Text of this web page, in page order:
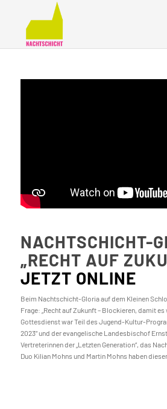
NACHTSCHICHT-
„RECHT AUF
JETZT ONLINE
Beim Nachtschicht-Gloria auf dem Kleinen
Frage: „Recht auf Zukunft – Blockieren, damit es
Gottesdienst war Teil des Jugend-Kultur-
2023“ und der evangelische Landesbischof
Vertreterinnen der „Letzten Generation“, das
Duo Kilian Mohns und Martin Mohns haben